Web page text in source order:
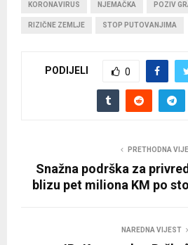
KORONAVIRUS NJEMAČKA POZIV
RIZIČNE ZEMLJE STOP PUTOVANJIMA
PODIJELI 0
PRETHODNA
Snažna podrška za
blizu pet miliona KM po
NAREDNA VIJEST